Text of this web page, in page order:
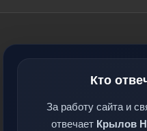
Кто
За работу сайта и
отвечает Крылов